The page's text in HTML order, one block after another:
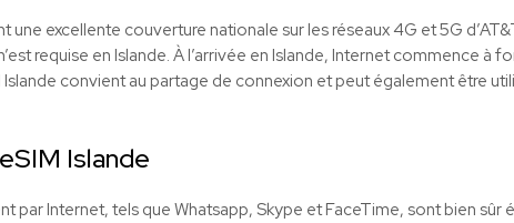
une excellente couverture nationale sur les réseaux 4G et 5G
requise en Islande. À l’arrivée en Islande, Internet commence à
Islande convient au partage de connexion et peut également être
Islande
par Internet, tels que Whatsapp, Skype et FaceTime, sont bien